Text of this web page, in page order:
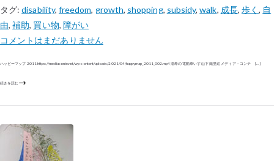
タグ:disability, freedom, growth, shopping, subsidy,walk, 成長, 歩く , 自
由,補助, 買い物, 障がい
コメントはまだありません
ハッピーマップ 2011 https://mediaconte.net/wp-content/uploads/2021/04/happymap_2011_002.mp4 溜希の電動車いす 山下 織里絵 メディア・コンテ […]
続きを読む